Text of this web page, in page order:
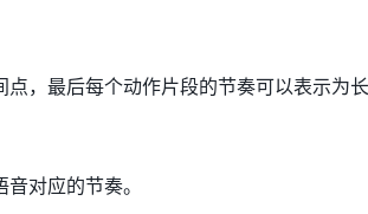
，最后每个动作片段的节奏可以表示为
对应的节奏。